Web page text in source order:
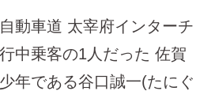
動車道 太宰府インターチ
中乗客の1人だった 佐賀
年である谷口誠一(たにぐ